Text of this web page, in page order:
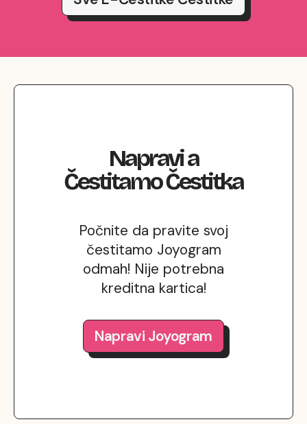
Napravia
ČestitamoČestitka
Počnite da pravite svoj
čestitamo Joyogram
odmah! Nije potrebna
kreditna kartica!
Napravi Joyogram